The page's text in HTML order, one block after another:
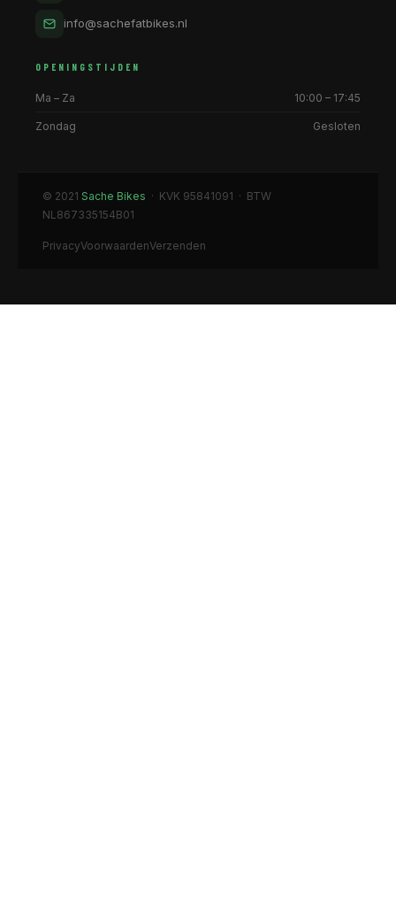
info@sachefatbikes.nl
OPENINGSTIJDEN
Ma – Za 10:00 – 17:45
Zondag Gesloten
© 2021 Sache Bikes · KVK 95841091 · BTW
NL867335154B01
PrivacyVoorwaardenVerzenden